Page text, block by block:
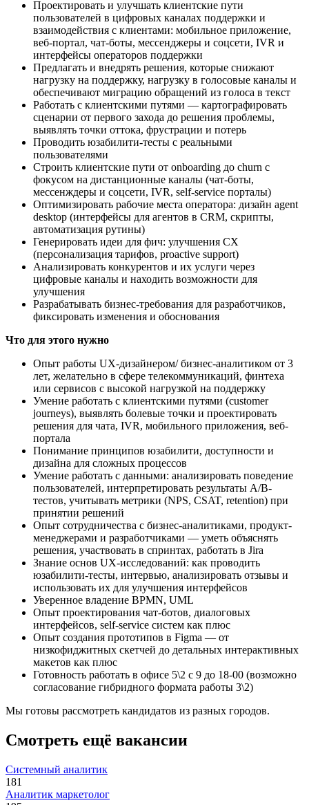
Проектировать и улучшать клиентские пути
пользователей в цифровых каналах поддержки и
взаимодействия с клиентами: мобильное приложение,
веб-портал, чат-боты, мессенджеры и соцсети, IVR и
интерфейсы операторов поддержки
Предлагать и внедрять решения, которые снижают
нагрузку на поддержку, нагрузку в голосовые каналы и
обеспечивают миграцию обращений из голоса в текст
Работать с клиентскими путями — картографировать
сценарии от первого захода до решения проблемы,
выявлять точки оттока, фрустрации и потерь
Проводить юзабилити-тесты с реальными
пользователями
Строить клиентские пути от onboarding до churn с
фокусом на дистанционные каналы (чат-боты,
мессенждеры и соцсети, IVR, self-service порталы)
Оптимизировать рабочие места оператора: дизайн agent
desktop (интерфейсы для агентов в CRM, скрипты,
автоматизация рутины)
Генерировать идеи для фич: улучшения CX
(персонализация тарифов, proactive support)
Анализировать конкурентов и их услуги через
цифровые каналы и находить возможности для
улучшения
Разрабатывать бизнес-требования для разработчиков,
фиксировать изменения и обоснования
Что для этого нужно
Опыт работы UX-дизайнером/ бизнес-аналитиком от 3
лет, желательно в сфере телекоммуникаций, финтеха
или сервисов с высокой нагрузкой на поддержку
Умение работать с клиентскими путями (customer
journeys), выявлять болевые точки и проектировать
решения для чата, IVR, мобильного приложения, веб-
портала
Понимание принципов юзабилити, доступности и
дизайна для сложных процессов
Умение работать с данными: анализировать поведение
пользователей, интерпретировать результаты A/B-
тестов, учитывать метрики (NPS, CSAT, retention) при
принятии решений
Опыт сотрудничества с бизнес-аналитиками, продукт-
менеджерами и разработчиками — уметь объяснять
решения, участвовать в спринтах, работать в Jira
Знание основ UX-исследований: как проводить
юзабилити-тесты, интервью, анализировать отзывы и
использовать их для улучшения интерфейсов
Уверенное владение BPMN, UML
Опыт проектирования чат-ботов, диалоговых
интерфейсов, self-service систем как плюс
Опыт создания прототипов в Figma — от
низкофиджитных скетчей до детальных интерактивных
макетов как плюс
Готовность работать в офисе 5\2 с 9 до 18-00 (возможно
согласование гибридного формата работы 3\2)
Мы готовы рассмотреть кандидатов из разных городов.
Смотреть ещё вакансии
Системный аналитик
181
Аналитик маркетолог